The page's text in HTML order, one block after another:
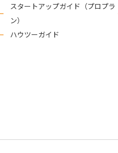
スタートアップガイド（プロプラ
ン）
ハウツーガイド